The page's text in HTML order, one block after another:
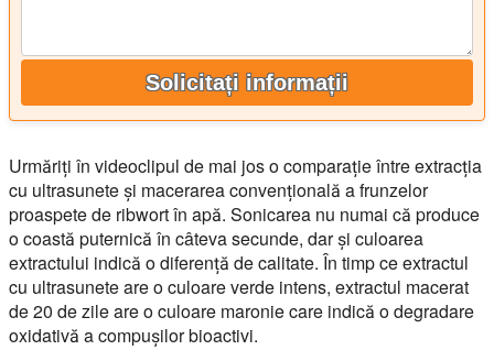
Solicitați informații
Urmăriți în videoclipul de mai jos o comparație între extracția
cu ultrasunete și macerarea convențională a frunzelor
proaspete de ribwort în apă. Sonicarea nu numai că produce
o coastă puternică în câteva secunde, dar și culoarea
extractului indică o diferență de calitate. În timp ce extractul
cu ultrasunete are o culoare verde intens, extractul macerat
de 20 de zile are o culoare maronie care indică o degradare
oxidativă a compușilor bioactivi.